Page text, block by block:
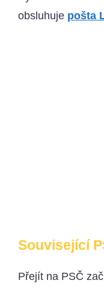
obsluhuje pošta
Související
Přejít na PSČ